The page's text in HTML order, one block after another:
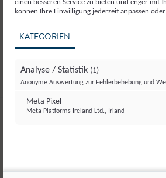
Teilen
einen besseren Service zu bieten und enger mit
können Ihre Einwilligung jederzeit anpassen
KATEGORIEN
Analyse / Statistik (1)
Anonyme Auswertung zur Fehlerbehebung und
Meta Pixel
Meta Platforms Ireland Ltd., Irland